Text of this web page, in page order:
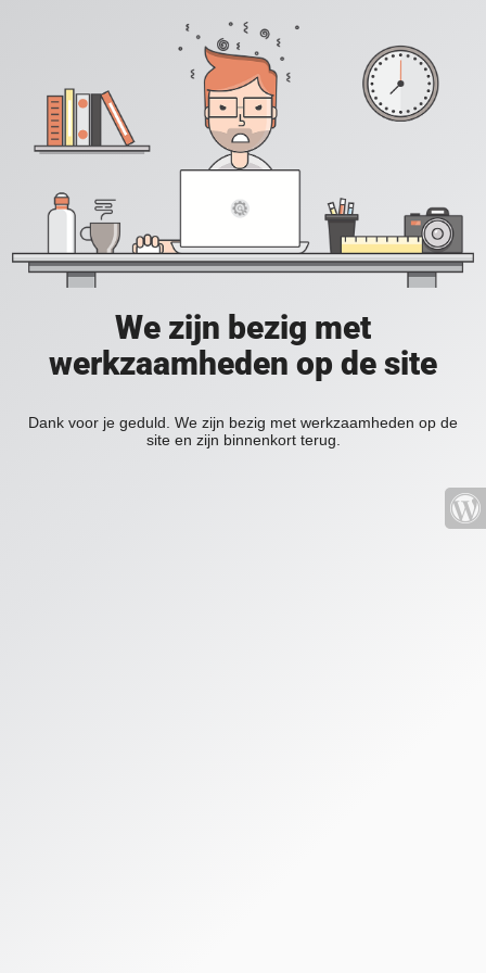
We zijn bezig met
werkzaamheden op de site
Dank voor je geduld. We zijn bezig met werkzaamheden op de
site en zijn binnenkort terug.